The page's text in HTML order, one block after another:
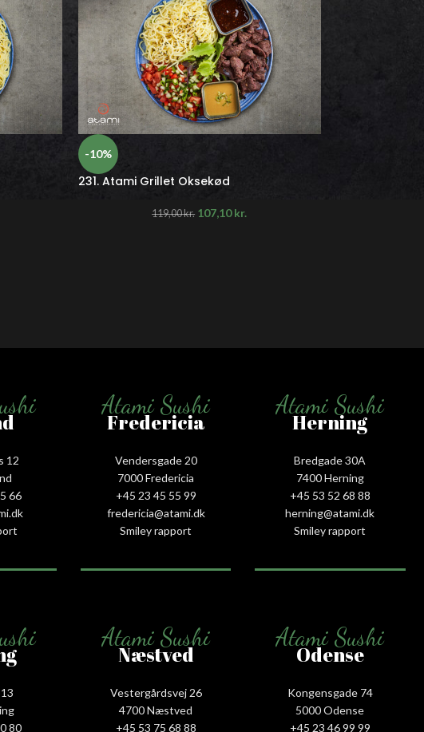
-10%
231. Atami Grillet Oksekød
119,00kr. 107,10kr.
12
66‬
Atami Sushi
Fredericia
Vendersgade 20
7000 Fredericia
+45 23 45 55 99
fredericia@atami.dk
Smiley rapport
Atami Sushi
Herning
Bredgade 30A
7400 Herning
+45 53 52 68 88
herning@atami.dk
Smiley rapport
80
Atami Sushi
Næstved
Vestergårdsvej 26
4700 Næstved
+45 53 75 68 88
Atami Sushi
Odense
Kongensgade 74
5000 Odense
+45 23 46 99 99